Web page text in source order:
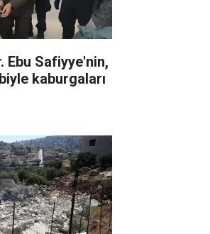
Ebu Safiyye'nin,
kaburgaları